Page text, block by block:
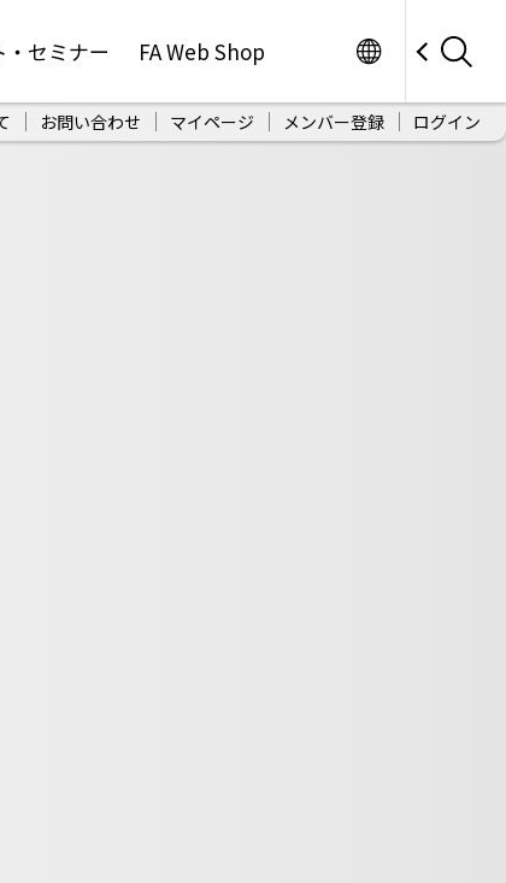
・セミナー FA Web Shop
お問い合わせ マイページ メンバー登録 ログイン